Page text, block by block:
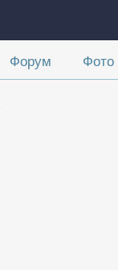
Форум Фото